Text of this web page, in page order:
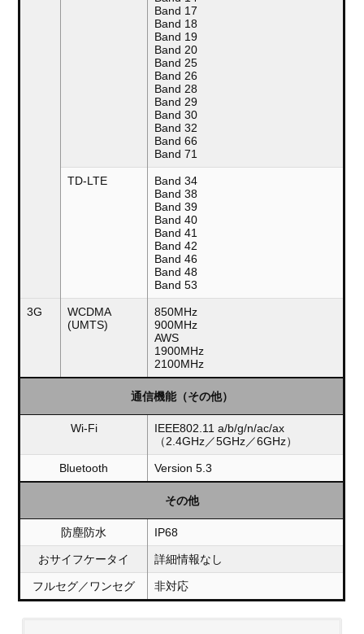
Band 17
Band 18
Band 19
Band 20
Band 25
Band 26
Band 28
Band 29
Band 30
Band 32
Band 66
Band 71
TD-LTE
Band 34
Band 38
Band 39
Band 40
Band 41
Band 42
Band 46
Band 48
Band 53
3G
WCDMA
(UMTS)
850MHz
900MHz
AWS
1900MHz
2100MHz
通信機能（その他）
Wi-Fi
IEEE802.11 a/b/g/n/ac/ax
（2.4GHz／5GHz／6GHz）
Bluetooth Version 5.3
その他
防塵防水 IP68
おサイフケータイ 詳細情報なし
フルセグ／ワンセグ 非対応